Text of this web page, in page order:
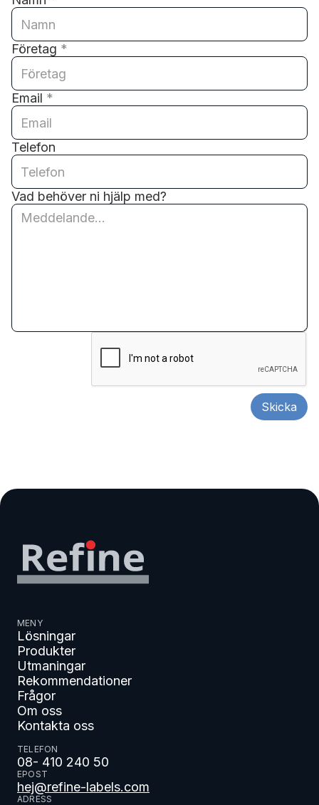
Företag *
Email *
Telefon
Vad behöver ni hjälp med?
MENY
Lösningar
Produkter
Utmaningar
Rekommendationer
Frågor
Om oss
Kontakta oss
TELEFON
08- 410 240 50
EPOST
hej@refine-labels.com
ADRESS